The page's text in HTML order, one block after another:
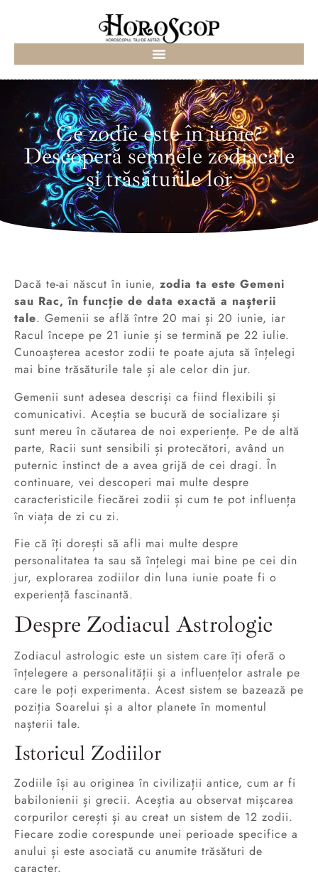
Ce zodie este în iunie?
Descoperă semnele zodiacale
și trăsăturile lor
Dacă te-ai născut în iunie, zodia ta este Gemeni
sau Rac, în funcție de data exactă a nașterii
tale. Gemenii se află între 20 mai și 20 iunie, iar
Racul începe pe 21 iunie și se termină pe 22 iulie.
Cunoașterea acestor zodii te poate ajuta să înțelegi
mai bine trăsăturile tale și ale celor din jur.
Gemenii sunt adesea descriși ca fiind flexibili și
comunicativi. Aceștia se bucură de socializare și
sunt mereu în căutarea de noi experiențe. Pe de altă
parte, Racii sunt sensibili și protecători, având un
puternic instinct de a avea grijă de cei dragi. În
continuare, vei descoperi mai multe despre
caracteristicile fiecărei zodii și cum te pot influența
în viața de zi cu zi.
Fie că îți dorești să afli mai multe despre
personalitatea ta sau să înțelegi mai bine pe cei din
jur, explorarea zodiilor din luna iunie poate fi o
experiență fascinantă.
Despre Zodiacul Astrologic
Zodiacul astrologic este un sistem care îți oferă o
înțelegere a personalității și a influențelor astrale pe
care le poți experimenta. Acest sistem se bazează pe
poziția Soarelui și a altor planete în momentul
nașterii tale.
Istoricul Zodiilor
Zodiile își au originea în civilizații antice, cum ar fi
babilonienii și grecii. Aceștia au observat mișcarea
corpurilor cerești și au creat un sistem de 12 zodii.
Fiecare zodie corespunde unei perioade specifice a
anului și este asociată cu anumite trăsături de
caracter.